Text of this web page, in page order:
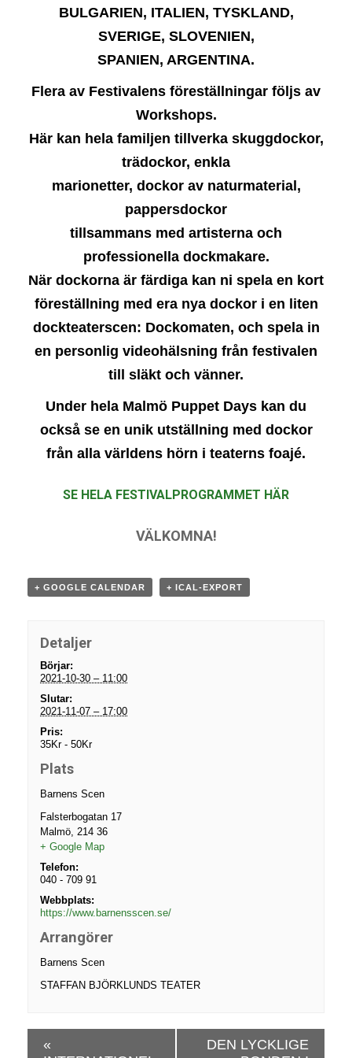
BULGARIEN, ITALIEN, TYSKLAND,
SVERIGE, SLOVENIEN,
SPANIEN, ARGENTINA.
Flera av Festivalens föreställningar följs av
Workshops.
Här kan hela familjen tillverka skuggdockor,
trädockor, enkla
marionetter, dockor av naturmaterial,
pappersdockor
tillsammans med artisterna och
professionella dockmakare.
När dockorna är färdiga kan ni spela en kort
föreställning med era nya dockor i en liten
dockteaterscen: Dockomaten, och spela in
en personlig videohälsning från festivalen
till släkt och vänner.
Under hela Malmö Puppet Days kan du
också se en unik utställning med dockor
från alla världens hörn i teaterns foajé.
SE HELA FESTIVALPROGRAMMET HÄR
VÄLKOMNA!
+ GOOGLE CALENDAR + ICAL-EXPORT
Detaljer
Börjar:
2021-10-30 – 11:00
Slutar:
2021-11-07 – 17:00
Pris:
35Kr - 50Kr
Plats
Barnens Scen
Falsterbogatan 17
Malmö 214 36
+ Google Map
Telefon:
040 - 709 91
Webbplats:
https://www.barnensscen.se/
Arrangörer
Barnens Scen
STAFFAN BJÖRKLUNDS TEATER
«
DEN LYCKLIGE